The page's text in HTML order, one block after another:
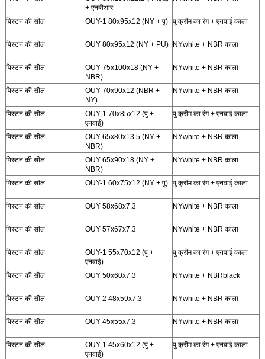
+ एनबीआर
पिस्टन की सील OUY-1 80x95x12 (NY + पु) पु क्रीम का रंग + एनवाई काला
पिस्टन की सील OUY 80x95x12 (NY + PU) NYwhite + NBR काला
पिस्टन की सील
OUY 75x100x18 (NY +
NBR)
NYwhite + NBR काला
पिस्टन की सील
OUY 70x90x12 (NBR +
NY)
NYwhite + NBR काला
पिस्टन की सील
OUY-1 70x85x12 (पु +
एनवाई)
पु क्रीम का रंग + एनवाई काला
पिस्टन की सील
OUY 65x80x13.5 (NY +
NBR)
NYwhite + NBR काला
पिस्टन की सील
OUY 65x90x18 (NY +
NBR)
NYwhite + NBR काला
पिस्टन की सील OUY-1 60x75x12 (NY + पु) पु क्रीम का रंग + एनवाई काला
पिस्टन की सील OUY 58x68x7.3 NYwhite + NBR काला
पिस्टन की सील OUY 57x67x7.3 NYwhite + NBR काला
पिस्टन की सील
OUY-1 55x70x12 (पु +
एनवाई)
पु क्रीम का रंग + एनवाई काला
पिस्टन की सील OUY 50x60x7.3 NYwhite + NBRblack
पिस्टन की सील OUY-2 48x59x7.3 NYwhite + NBR काला
पिस्टन की सील OUY 45x55x7.3 NYwhite + NBR काला
पिस्टन की सील
OUY-1 45x60x12 (पु +
एनवाई)
पु क्रीम का रंग + एनवाई काला